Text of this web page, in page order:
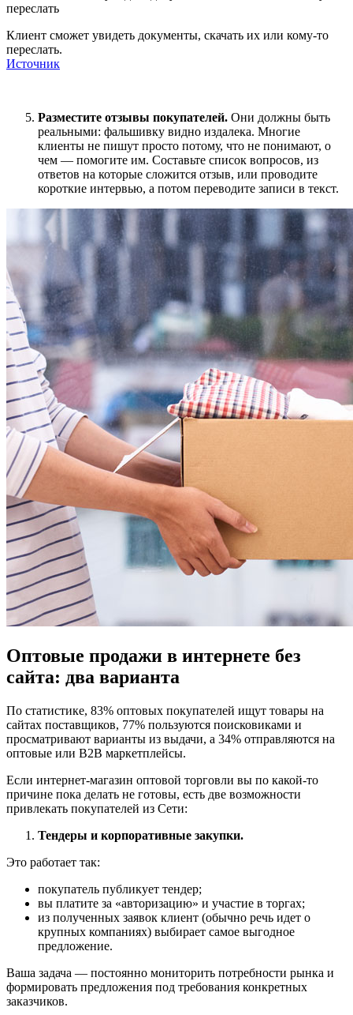
Клиент сможет увидеть документы, скачать их или кому-то
переслать.
Источник
Разместите отзывы покупателей. Они должны быть
реальными: фальшивку видно издалека. Многие
клиенты не пишут просто потому, что не понимают, о
чем — помогите им. Составьте список вопросов, из
ответов на которые сложится отзыв, или проводите
короткие интервью, а потом переводите записи в текст.
Оптовые продажи в интернете без
сайта: два варианта
По статистике, 83% оптовых покупателей ищут товары на
сайтах поставщиков, 77% пользуются поисковиками и
просматривают варианты из выдачи, а 34% отправляются на
оптовые или B2B маркетплейсы.
Если интернет-магазин оптовой торговли вы по какой-то
причине пока делать не готовы, есть две возможности
привлекать покупателей из Сети:
Тендеры и корпоративные закупки.
Это работает так:
покупатель публикует тендер;
вы платите за «авторизацию» и участие в торгах;
из полученных заявок клиент (обычно речь идет о
крупных компаниях) выбирает самое выгодное
предложение.
Ваша задача — постоянно мониторить потребности рынка и
формировать предложения под требования конкретных
заказчиков.